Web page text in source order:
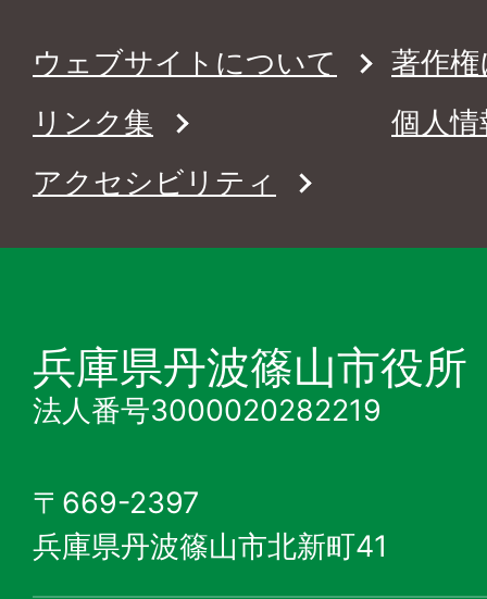
ウェブサイトについて
著作
リンク集
個人
アクセシビリティ
兵庫県丹波篠山市役所
法人番号3000020282219
〒669-2397
兵庫県丹波篠山市北新町41